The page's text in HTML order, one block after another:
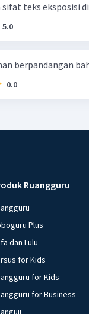
teks eksposisi
5.0
berpandangan
0.0
Ruangguru
Plus
dan Lulu
for Kids
for Kids
for Business